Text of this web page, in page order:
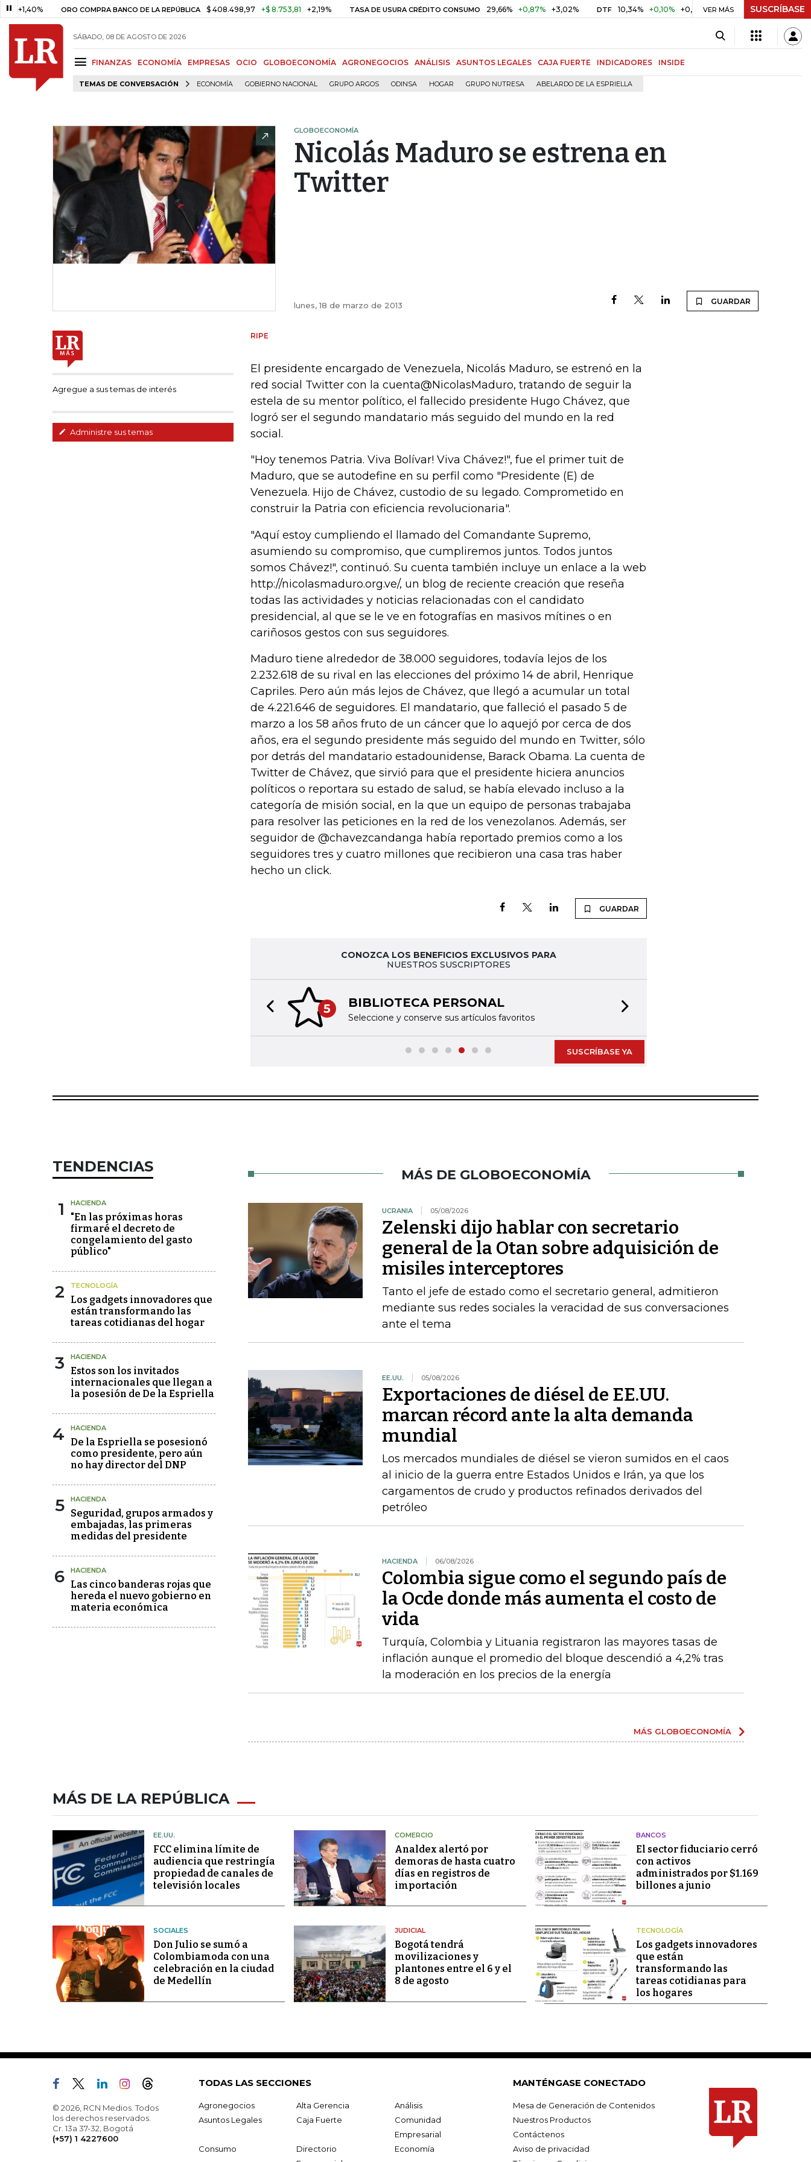
ORO COMPRA BANCO DE LA REPÚBLICA $ 408.498,97 +$ 8.753,81 +2,19% TASA DE USURA CRÉDITO CONSUMO 29,66% +0,87% +3,02% DTF 10,34% +0,10% +0,98% UVR $ 416,96 +$ 0,05 +0,01%
VER MÁS SUSCRÍBASE
SÁBADO, 08 DE AGOSTO DE 2026
FINANZAS ECONOMÍA EMPRESAS OCIO GLOBOECONOMÍA AGRONEGOCIOS ANÁLISIS ASUNTOS LEGALES CAJA FUERTE INDICADORES INSIDE
TEMAS DE CONVERSACIÓN ECONOMÍA GOBIERNO NACIONAL GRUPO ARGOS ODINSA HOGAR GRUPO NUTRESA ABELARDO DE LA ESPRIELLA
GLOBOECONOMÍA
Nicolás Maduro se estrena en
Twitter
lunes, 18 de marzo de 2013 GUARDAR
Agregue a sus temas de interés
Administre sus temas
RIPE
El presidente encargado de Venezuela, Nicolás Maduro, se estrenó en la
red social Twitter con la cuenta@NicolasMaduro, tratando de seguir la
estela de su mentor político, el fallecido presidente Hugo Chávez, que
logró ser el segundo mandatario más seguido del mundo en la red
social.
"Hoy tenemos Patria. Viva Bolívar! Viva Chávez!", fue el primer tuit de
Maduro, que se autodefine en su perfil como "Presidente (E) de
Venezuela. Hijo de Chávez, custodio de su legado. Comprometido en
construir la Patria con eficiencia revolucionaria".
"Aquí estoy cumpliendo el llamado del Comandante Supremo,
asumiendo su compromiso, que cumpliremos juntos. Todos juntos
somos Chávez!", continuó. Su cuenta también incluye un enlace a la web
http://nicolasmaduro.org.ve/, un blog de reciente creación que reseña
todas las actividades y noticias relacionadas con el candidato
presidencial, al que se le ve en fotografías en masivos mítines o en
cariñosos gestos con sus seguidores.
Maduro tiene alrededor de 38.000 seguidores, todavía lejos de los
2.232.618 de su rival en las elecciones del próximo 14 de abril, Henrique
Capriles. Pero aún más lejos de Chávez, que llegó a acumular un total
de 4.221.646 de seguidores. El mandatario, que falleció el pasado 5 de
marzo a los 58 años fruto de un cáncer que lo aquejó por cerca de dos
años, era el segundo presidente más seguido del mundo en Twitter, sólo
por detrás del mandatario estadounidense, Barack Obama. La cuenta de
Twitter de Chávez, que sirvió para que el presidente hiciera anuncios
políticos o reportara su estado de salud, se había elevado incluso a la
categoría de misión social, en la que un equipo de personas trabajaba
para resolver las peticiones en la red de los venezolanos. Además, ser
seguidor de @chavezcandanga había reportado premios como a los
seguidores tres y cuatro millones que recibieron una casa tras haber
hecho un click.
GUARDAR
CONOZCA LOS BENEFICIOS EXCLUSIVOS PARA
NUESTROS SUSCRIPTORES
5 BIBLIOTECA PERSONAL
Seleccione y conserve sus artículos favoritos
Previous slide
SUSCRÍBASE YA
TENDENCIAS
1 HACIENDA
"En las próximas horas
firmaré el decreto de
congelamiento del gasto
público"
2 TECNOLOGÍA
Los gadgets innovadores que
están transformando las
tareas cotidianas del hogar
3 HACIENDA
Estos son los invitados
internacionales que llegan a
la posesión de De la Espriella
4 HACIENDA
De la Espriella se posesionó
como presidente, pero aún
no hay director del DNP
5 HACIENDA
Seguridad, grupos armados y
embajadas, las primeras
medidas del presidente
6 HACIENDA
Las cinco banderas rojas que
hereda el nuevo gobierno en
materia económica
MÁS DE GLOBOECONOMÍA
UCRANIA 05/08/2026
Zelenski dijo hablar con secretario
general de la Otan sobre adquisición de
misiles interceptores
Tanto el jefe de estado como el secretario general, admitieron
mediante sus redes sociales la veracidad de sus conversaciones
ante el tema
EE.UU. 05/08/2026
Exportaciones de diésel de EE.UU.
marcan récord ante la alta demanda
mundial
Los mercados mundiales de diésel se vieron sumidos en el caos
al inicio de la guerra entre Estados Unidos e Irán, ya que los
cargamentos de crudo y productos refinados derivados del
petróleo
HACIENDA 06/08/2026
Colombia sigue como el segundo país de
la Ocde donde más aumenta el costo de
vida
Turquía, Colombia y Lituania registraron las mayores tasas de
inflación aunque el promedio del bloque descendió a 4,2% tras
la moderación en los precios de la energía
MÁS GLOBOECONOMÍA
MÁS DE LA REPÚBLICA
EE.UU.
FCC elimina límite de
audiencia que restringía
propiedad de canales de
televisión locales
COMERCIO
Analdex alertó por
demoras de hasta cuatro
días en registros de
importación
BANCOS
El sector fiduciario cerró
con activos
administrados por $1.169
billones a junio
SOCIALES
Don Julio se sumó a
Colombiamoda con una
celebración en la ciudad
de Medellín
JUDICIAL
Bogotá tendrá
movilizaciones y
plantones entre el 6 y el
8 de agosto
TECNOLOGÍA
Los gadgets innovadores
que están
transformando las
tareas cotidianas para
los hogares
© 2026, RCN Medios. Todos
los derechos reservados.
Cr. 13a 37-32, Bogotá
(+57) 1 4227600
TODAS LAS SECCIONES
Agronegocios Alta Gerencia
Análisis
Asuntos Legales
Caja Fuerte
Comunidad
Empresarial
Consumo
Directorio
Economía
MANTÉNGASE CONECTADO
Mesa de Generación de Contenidos
Nuestros Productos
Contáctenos
Aviso de privacidad